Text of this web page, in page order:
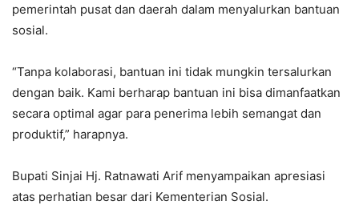
pemerintah pusat dan daerah dalam menyalurkan bantuan
sosial.
“Tanpa kolaborasi, bantuan ini tidak mungkin tersalurkan
dengan baik. Kami berharap bantuan ini bisa dimanfaatkan
secara optimal agar para penerima lebih semangat dan
produktif,” harapnya.
Bupati Sinjai Hj. Ratnawati Arif menyampaikan apresiasi
atas perhatian besar dari Kementerian Sosial.